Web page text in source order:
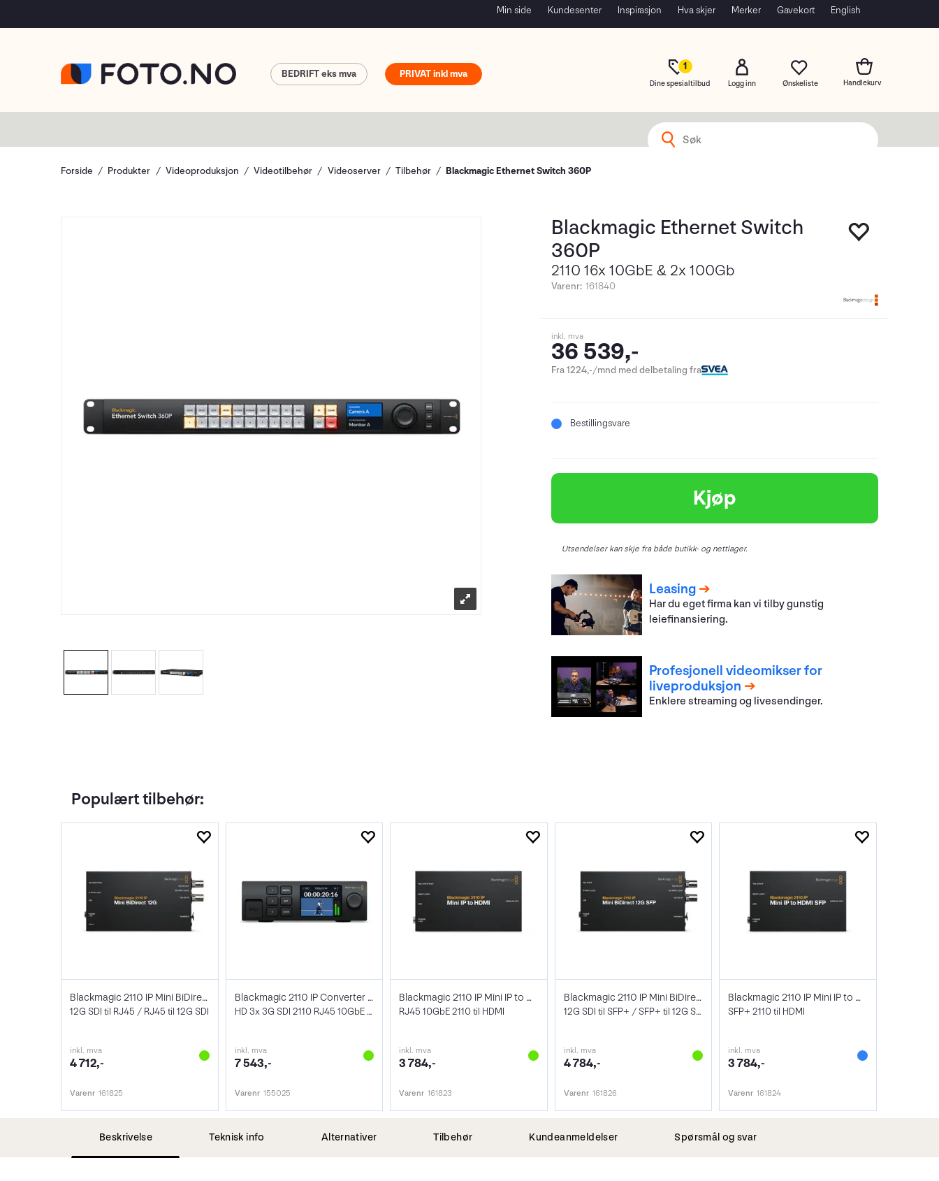
Min side Kundesenter Inspirasjon Hva skjer Merker Gavekort English
1
Dine spesialtilbud Logg inn
PRIVAT
BEDRIFT
Forside Produkter Videoproduksjon Videotilbehør Videoserver Tilbehør Blackmagic Ethernet Switch 360P
Blackmagic Ethernet Switch
360P
2110 16x 10GbE & 2x 100Gb
Varenr: 161840
inkl. mva
36 539,-
Fra 1224,-/mnd med delbetaling fra
Bestillingsvare
Kjøp
Utsendelser kan skje fra både butikk- og nettlager.
Leasing
Har du eget firma kan vi tilby gunstig
leiefinansiering.
Profesjonell videomikser for
liveproduksjon
Enklere streaming og livesendinger.
Populært tilbehør:
Blackmagic 2110 IP Mini BiDirect 12G
12G SDI til RJ45 / RJ45 til 12G SDI
inkl. mva
4 712,-
Varenr 161825
Blackmagic 2110 IP Converter 3x3G
HD 3x 3G SDI 2110 RJ45 10GbE POE+
inkl. mva
7 543,-
Varenr 155025
Blackmagic 2110 IP Mini IP to HDMI
RJ45 10GbE 2110 til HDMI
inkl. mva
3 784,-
Varenr 161823
Blackmagic 2110 IP Mini BiDirect 12G SFP
12G SDI til SFP+ / SFP+ til 12G SDI
inkl. mva
4 784,-
Varenr 161826
Blackmagic 2110 IP Mini IP to HDMI SFP
SFP+ 2110 til HDMI
inkl. mva
3 784,-
Varenr 161824
Beskrivelse Teknisk info Alternativer Tilbehør Kundeanmeldelser Spørsmål og svar